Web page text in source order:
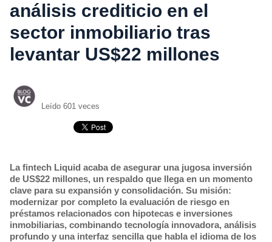
análisis crediticio en el
sector inmobiliario tras
levantar US$22 millones
Leído 601 veces
La fintech Liquid acaba de asegurar una jugosa inversión
de US$22 millones, un respaldo que llega en un momento
clave para su expansión y consolidación. Su misión:
modernizar por completo la evaluación de riesgo en
préstamos relacionados con hipotecas e inversiones
inmobiliarias, combinando tecnología innovadora, análisis
profundo y una interfaz sencilla que habla el idioma de los